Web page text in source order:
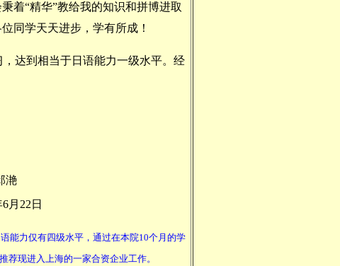
着“精华”教给我的知识和拼博进取
同学天天进步，学有所成！
达到相当于日语能力一级水平。经
滟
月22日
能力仅有四级水平，通过在本院10个月的学
荐现进入上海的一家合资企业工作。